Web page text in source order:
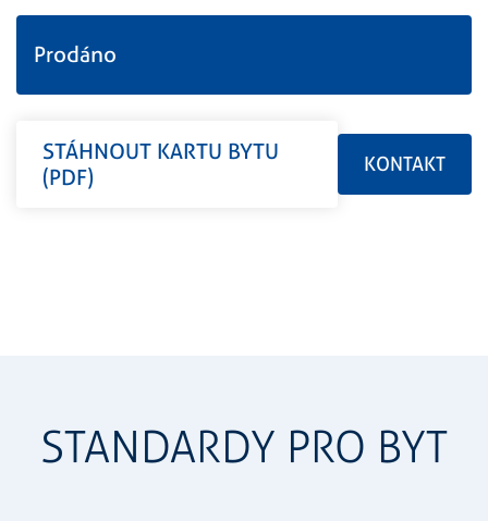
Prodáno
STÁHNOUT KARTU BYTU
(PDF)
KONTAKT
STANDARDY PRO BYT